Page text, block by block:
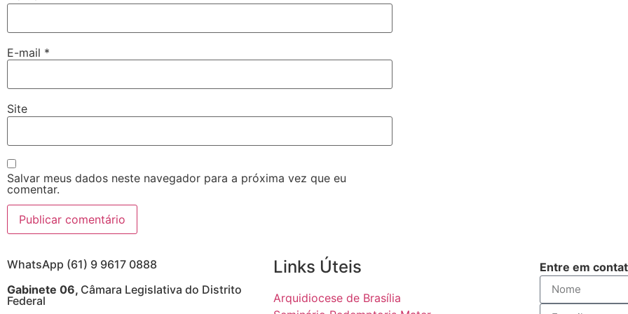
E-mail *
Site
Salvar meus dados neste navegador para a próxima vez que eu
comentar.
WhatsApp (61) 9 9617 0888
Gabinete 06, Câmara Legislativa do Distrito
Federal
Links Úteis
Arquidiocese de Brasília
Entre em